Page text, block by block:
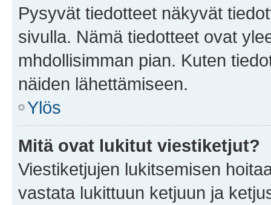
Pysyvät tiedotteet näkyvät
sivulla. Nämä tiedotteet ovat
mhdollisimman pian. Kuten
näiden lähettämiseen.
Ylös
Mitä ovat lukitut viestiketjut?
Viestiketjujen lukitsemisen
vastata lukittuun ketjuun ja